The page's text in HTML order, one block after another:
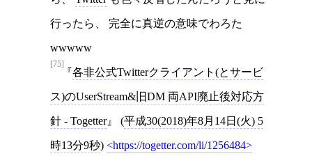
行ったら、 完全に真逆の意味でわろた
wwwww
[75]
各非公式Twitterクライアント(とサービ
ス)のUserStream&旧DM 両API廃止後対応方
針 - Togetter (平成30(2018)年8月14日(火) 5
時13分9秒) https://togetter.com/li/1256484